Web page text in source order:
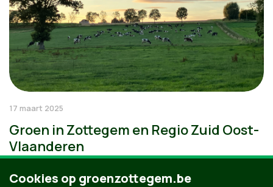
17 maart 2025
Groen in Zottegem en Regio Zuid Oost-
Vlaanderen
Cookies op groenzottegem.be